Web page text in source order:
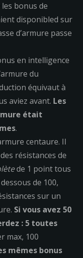
bonus de
disponibled sur
d’armure passe
en intelligence
du
équivaut à
aviez avant. Les
était
.
centaure. Il
résistances de
de 1 point tous
de 100,
sur un
Si vous avez 50
: 5 toutes
max, 100
mêmes bonus